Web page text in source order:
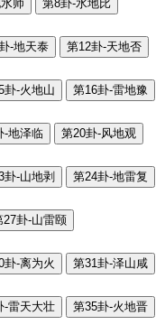
师 第8卦-水地比
-地天泰 第12卦-天地否
卦-火地山 第16卦-雷地豫
-地泽临 第20卦-风地观
卦-山地剥 第24卦-地雷复
27卦-山雷颐
卦-离为火 第31卦-泽山咸
-雷天大壮 第35卦-火地晋